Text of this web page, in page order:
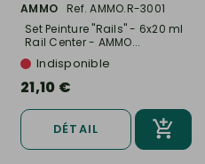
AMMO
Ref. AMMO.R-3001
Set Peinture "Rails" - 6x20 ml
Rail Center - AMMO...
Indisponible
21,10 €
DÉTAIL